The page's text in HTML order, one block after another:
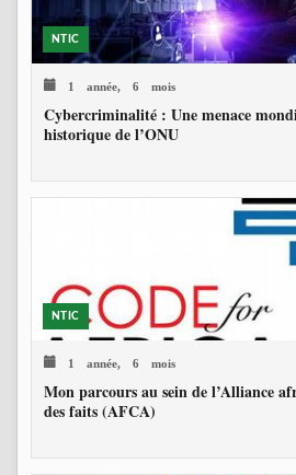
NTIC
1 année, 6 mois
Cybercriminalité : Une menace
historique de l’ONU
NTIC
1 année, 6 mois
Mon parcours au sein de l’Alliance
des faits (AFCA)